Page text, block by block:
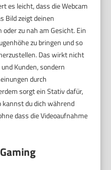
es leicht, dass die Webcam
Bild zeigt deinen
zu nah am Gesicht. Ein
zu bringen und so
Das wirkt nicht
Kunden, sondern
durch
sorgt ein Stativ dafür,
kannst du dich während
dass die Videoaufnahme